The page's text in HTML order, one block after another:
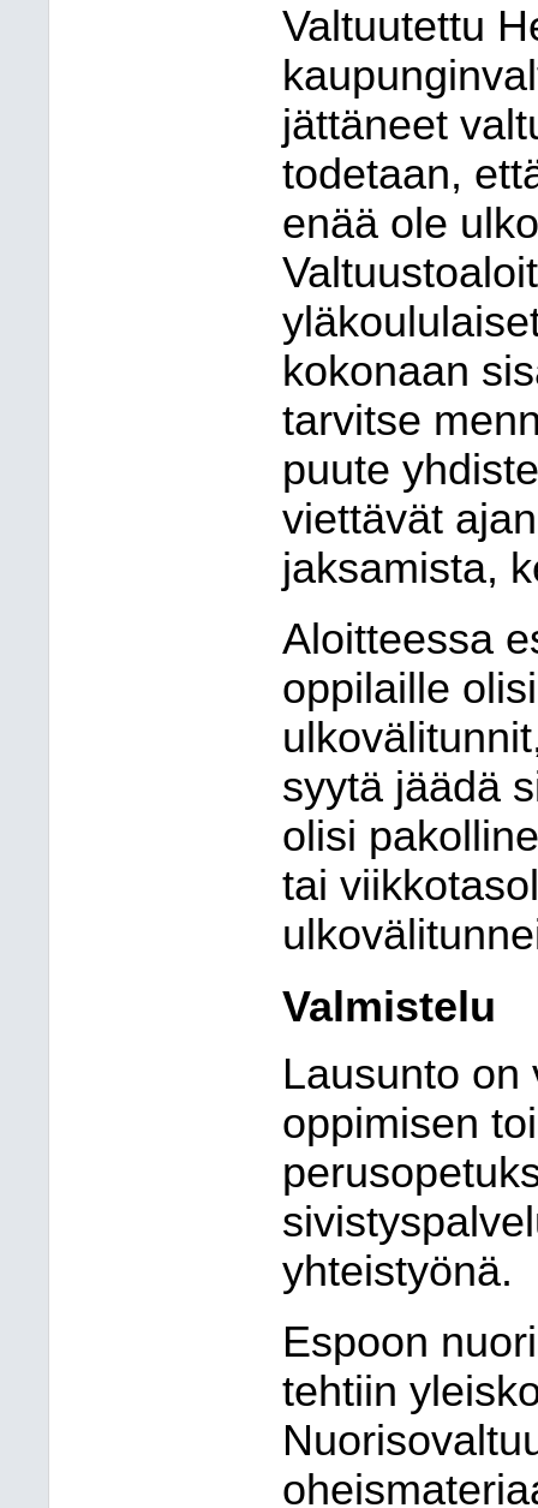
Valtuutettu
jättäneet
todetaan,
enää ole
kokonaan
tarvitse
puute
viettävät
jaksamista,
Aloitteessa
oppilaille
syytä jäädä
olisi
tai
Valmistelu
Lausunto on
oppimisen
yhteistyönä.
Espoon
tehtiin